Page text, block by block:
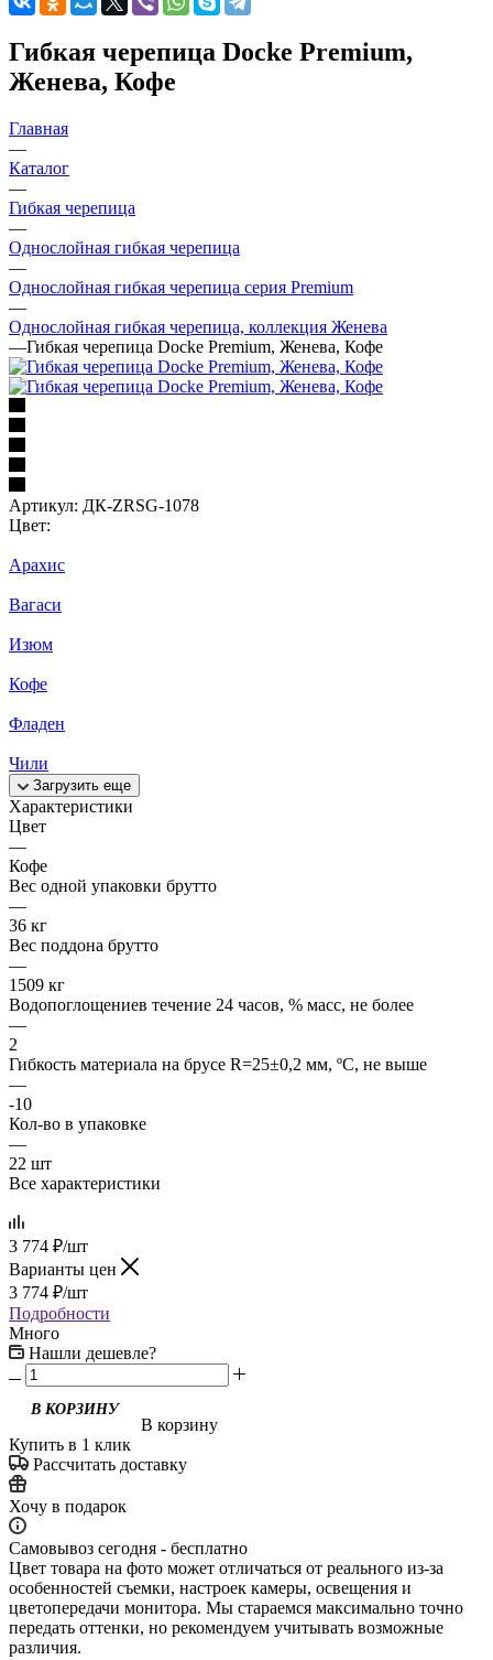
Гибкая черепица Docke Premium,
Женева, Кофе
Главная
—
Каталог
—
Гибкая черепица
—
Однослойная гибкая черепица
—
Однослойная гибкая черепица серия Premium
—
Однослойная гибкая черепица, коллекция Женева
—Гибкая черепица Docke Premium, Женева, Кофе
Артикул: ДК-ZRSG-1078
Цвет:
Арахис
Вагаси
Изюм
Кофе
Фладен
Чили
Загрузить еще
Характеристики
Цвет
—
Кофе
Вес одной упаковки брутто
—
36 кг
Вес поддона брутто
—
1509 кг
Водопоглощениев течение 24 часов, % масс, не более
—
2
Гибкость материала на брусе R=25±0,2 мм, ºС, не выше
—
-10
Кол-во в упаковке
—
22 шт
Все характеристики
3 774 ₽/шт
Варианты цен
3 774 ₽/шт
Подробности
Много
Нашли дешевле?
В корзину
Купить в 1 клик
Рассчитать доставку
Хочу в подарок
Самовывоз сегодня - бесплатно
Цвет товара на фото может отличаться от реального из-за
особенностей съемки, настроек камеры, освещения и
цветопередачи монитора. Мы стараемся максимально точно
передать оттенки, но рекомендуем учитывать возможные
различия.